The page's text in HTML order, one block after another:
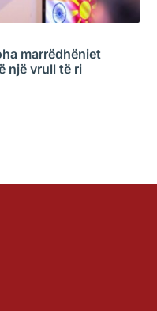
marrëdhëniet
një vrull të ri